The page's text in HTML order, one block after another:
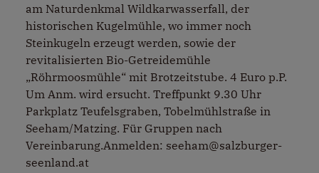
am Naturdenkmal Wildkarwasserfall, der
historischen Kugelmühle, wo immer noch
Steinkugeln erzeugt werden, sowie der
revitalisierten Bio-Getreidemühle
„Röhrmoosmühle“ mit Brotzeitstube. 4 Euro p.P.
Um Anm. wird ersucht. Treffpunkt 9.30 Uhr
Parkplatz Teufelsgraben, Tobelmühlstraße in
Seeham/Matzing. Für Gruppen nach
Vereinbarung.Anmelden: seeham@salzburger-
seenland.at